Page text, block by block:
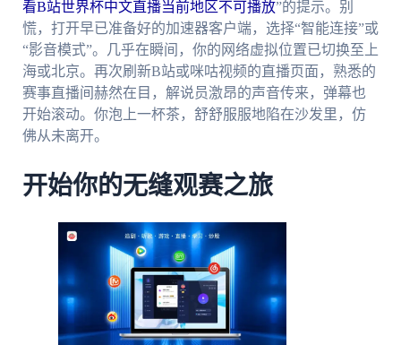
看B站世界杯中文直播当前地区不可播放”的提示。别
慌，打开早已准备好的加速器客户端，选择“智能连接”或
“影音模式”。几乎在瞬间，你的网络虚拟位置已切换至上
海或北京。再次刷新B站或咪咕视频的直播页面，熟悉的
赛事直播间赫然在目，解说员激昂的声音传来，弹幕也
开始滚动。你泡上一杯茶，舒舒服服地陷在沙发里，仿
佛从未离开。
开始你的无缝观赛之旅